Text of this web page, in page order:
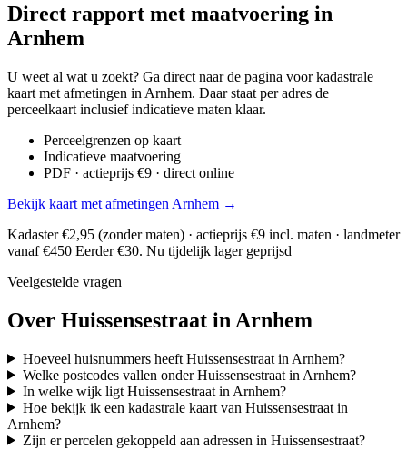
Direct rapport met maatvoering in
Arnhem
U weet al wat u zoekt? Ga direct naar de pagina voor kadastrale
kaart met afmetingen in Arnhem. Daar staat per adres de
perceelkaart inclusief indicatieve maten klaar.
Perceelgrenzen op kaart
Indicatieve maatvoering
PDF · actieprijs €9 · direct online
Bekijk kaart met afmetingen Arnhem →
Kadaster €2,95 (zonder maten) · actieprijs €9 incl. maten · landmeter
vanaf €450 Eerder €30. Nu tijdelijk lager geprijsd
Veelgestelde vragen
Over Huissensestraat in Arnhem
Hoeveel huisnummers heeft Huissensestraat in Arnhem?
Welke postcodes vallen onder Huissensestraat in Arnhem?
In welke wijk ligt Huissensestraat in Arnhem?
Hoe bekijk ik een kadastrale kaart van Huissensestraat in
Arnhem?
Zijn er percelen gekoppeld aan adressen in Huissensestraat?